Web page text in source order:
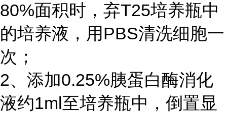
80%面积时，弃T25培养瓶中
的培养液，用PBS清洗细胞一
次；
2、添加0.25%胰蛋白酶消化
液约1ml至培养瓶中，倒置显